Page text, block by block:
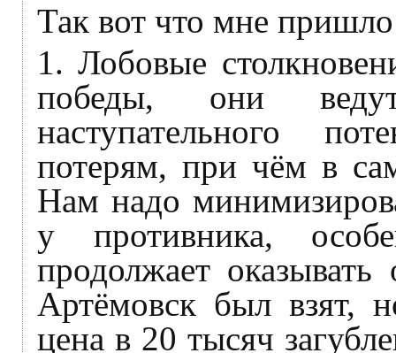
Так вот что мне
1. Лобовые
победы, они
наступательного
потерям, при чём в
Нам надо
у противника,
продолжает оказывать
Артёмовск был взят,
цена в 20 тысяч